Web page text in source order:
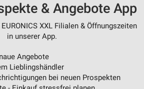
& Angebote App
XXL Filialen & Öffnungszeiten
in unserer App.
Angebote
Lieblingshändler
bei neuen Prospekten